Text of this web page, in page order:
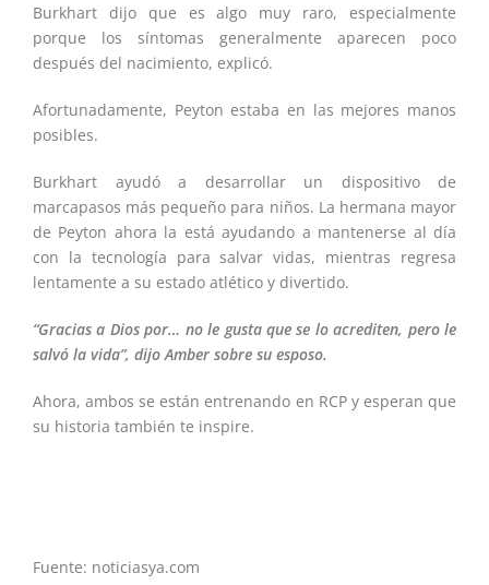
Burkhart dijo que es algo muy raro, especialmente
porque los síntomas generalmente aparecen poco
después del nacimiento, explicó.
Afortunadamente, Peyton estaba en las mejores manos
posibles.
Burkhart ayudó a desarrollar un dispositivo de
marcapasos más pequeño para niños. La hermana mayor
de Peyton ahora la está ayudando a mantenerse al día
con la tecnología para salvar vidas, mientras regresa
lentamente a su estado atlético y divertido.
“Gracias a Dios por… no le gusta que se lo acrediten, pero le
salvó la vida”, dijo Amber sobre su esposo.
Ahora, ambos se están entrenando en RCP y esperan que
su historia también te inspire.
Fuente: noticiasya.com